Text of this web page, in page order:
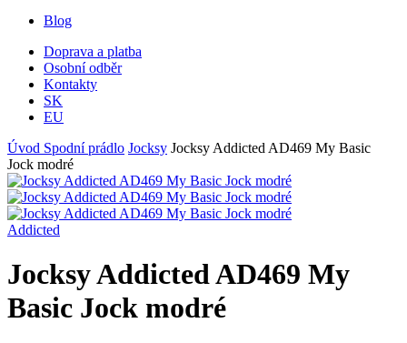
Blog
Doprava a platba
Osobní odběr
Kontakty
SK
EU
Úvod Spodní prádlo Jocksy Jocksy Addicted AD469 My Basic
Jock modré
Addicted
Jocksy Addicted AD469 My
Basic Jock modré